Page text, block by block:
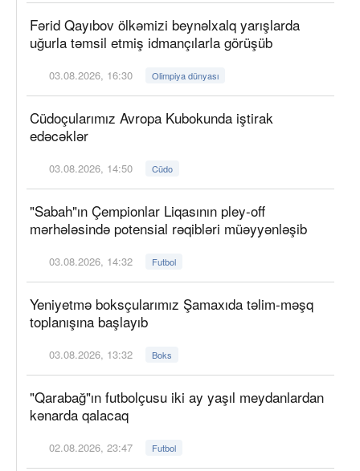
Fərid Qayıbov ölkəmizi beynəlxalq yarışlarda
uğurla təmsil etmiş idmançılarla görüşüb
03.08.2026, 16:30 Olimpiya dünyası
Cüdoçularımız Avropa Kubokunda iştirak
edəcəklər
03.08.2026, 14:50 Cüdo
"Sabah"ın Çempionlar Liqasının pley-off
mərhələsində potensial rəqibləri müəyyənləşib
03.08.2026, 14:32 Futbol
Yeniyetmə boksçularımız Şamaxıda təlim-məşq
toplanışına başlayıb
03.08.2026, 13:32 Boks
"Qarabağ"ın futbolçusu iki ay yaşıl meydanlardan
kənarda qalacaq
02.08.2026, 23:47 Futbol